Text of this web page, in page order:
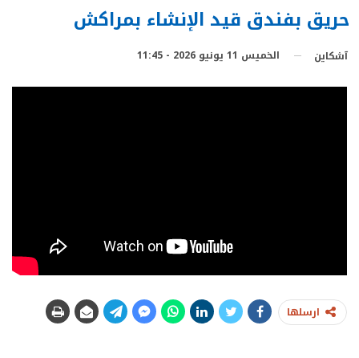
حريق بفندق قيد الإنشاء بمراكش
آشكاين الخميس 11 يونيو 2026 - 11:45
ارسلها